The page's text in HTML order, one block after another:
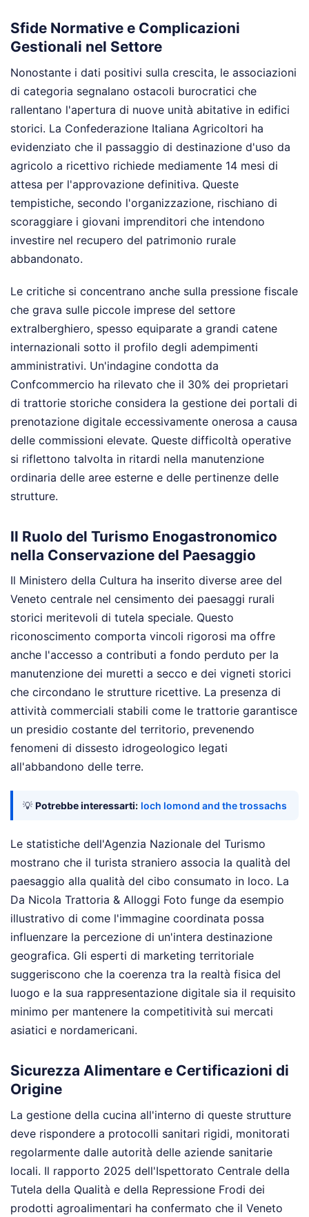
Sfide Normative e Complicazioni
Gestionali nel Settore
Nonostante i dati positivi sulla crescita, le associazioni
di categoria segnalano ostacoli burocratici che
rallentano l'apertura di nuove unità abitative in edifici
storici. La Confederazione Italiana Agricoltori ha
evidenziato che il passaggio di destinazione d'uso da
agricolo a ricettivo richiede mediamente 14 mesi di
attesa per l'approvazione definitiva. Queste
tempistiche, secondo l'organizzazione, rischiano di
scoraggiare i giovani imprenditori che intendono
investire nel recupero del patrimonio rurale
abbandonato.
Le critiche si concentrano anche sulla pressione fiscale
che grava sulle piccole imprese del settore
extralberghiero, spesso equiparate a grandi catene
internazionali sotto il profilo degli adempimenti
amministrativi. Un'indagine condotta da
Confcommercio ha rilevato che il 30% dei proprietari
di trattorie storiche considera la gestione dei portali di
prenotazione digitale eccessivamente onerosa a causa
delle commissioni elevate. Queste difficoltà operative
si riflettono talvolta in ritardi nella manutenzione
ordinaria delle aree esterne e delle pertinenze delle
strutture.
Il Ruolo del Turismo Enogastronomico
nella Conservazione del Paesaggio
Il Ministero della Cultura ha inserito diverse aree del
Veneto centrale nel censimento dei paesaggi rurali
storici meritevoli di tutela speciale. Questo
riconoscimento comporta vincoli rigorosi ma offre
anche l'accesso a contributi a fondo perduto per la
manutenzione dei muretti a secco e dei vigneti storici
che circondano le strutture ricettive. La presenza di
attività commerciali stabili come le trattorie garantisce
un presidio costante del territorio, prevenendo
fenomeni di dissesto idrogeologico legati
all'abbandono delle terre.
💡 Potrebbe interessarti: loch lomond and the trossachs
Le statistiche dell'Agenzia Nazionale del Turismo
mostrano che il turista straniero associa la qualità del
paesaggio alla qualità del cibo consumato in loco. La
Da Nicola Trattoria & Alloggi Foto funge da esempio
illustrativo di come l'immagine coordinata possa
influenzare la percezione di un'intera destinazione
geografica. Gli esperti di marketing territoriale
suggeriscono che la coerenza tra la realtà fisica del
luogo e la sua rappresentazione digitale sia il requisito
minimo per mantenere la competitività sui mercati
asiatici e nordamericani.
Sicurezza Alimentare e Certificazioni di
Origine
La gestione della cucina all'interno di queste strutture
deve rispondere a protocolli sanitari rigidi, monitorati
regolarmente dalle autorità delle aziende sanitarie
locali. Il rapporto 2025 dell'Ispettorato Centrale della
Tutela della Qualità e della Repressione Frodi dei
prodotti agroalimentari ha confermato che il Veneto